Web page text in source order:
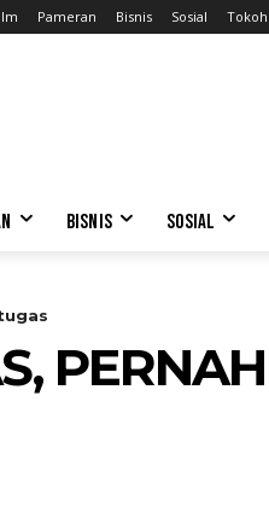
Pameran Bisnis Sosial Tokoh
BISNIS SOSIAL